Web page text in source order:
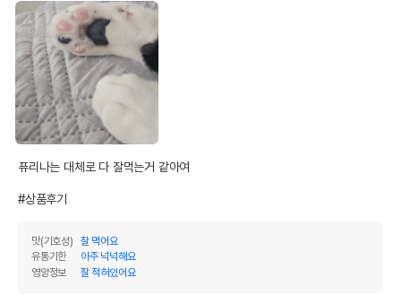
퓨리나는 대체로 다 잘먹는거 같아여
#상품후기
맛(기호성)
잘 먹어요
유통기한
아주 넉넉해요
영양정보
잘 적혀있어요